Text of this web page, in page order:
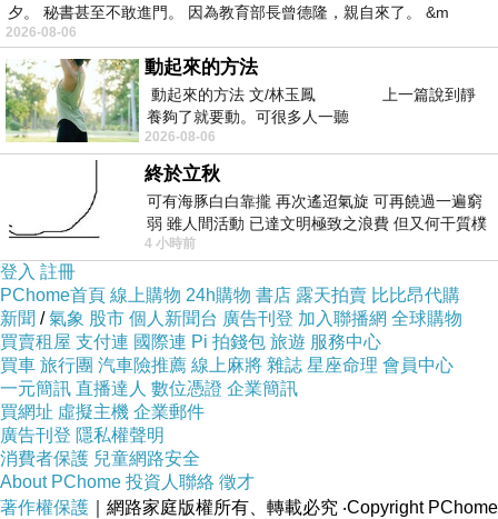
夕。 秘書甚至不敢進門。 因為教育部長曾德隆，親自來了。 &m
2026-08-06
動起來的方法
動起來的方法 文/林玉鳳 上一篇說到靜
養夠了就要動。可很多人一聽
2026-08-06
終於立秋
可有海豚白白靠攏 再次遙迢氣旋 可再饒過一遍窮
弱 雖人間活動 已達文明極致之浪費 但又何干質樸
者 只能白白陪葬
4 小時前
登入 註冊
PChome首頁 線上購物 24h購物 書店 露天拍賣 比比昂代購
新聞 /氣象 股市 個人新聞台 廣告刊登 加入聯播網 全球購物
買賣租屋 支付連 國際連 Pi 拍錢包 旅遊 服務中心
買車 旅行團 汽車險推薦 線上麻將 雜誌 星座命理 會員中心
一元簡訊 直播達人 數位憑證 企業簡訊
買網址 虛擬主機 企業郵件
廣告刊登 隱私權聲明
消費者保護 兒童網路安全
About PChome 投資人聯絡 徵才
著作權保護 ｜網路家庭版權所有、轉載必究 ‧Copyright PChome